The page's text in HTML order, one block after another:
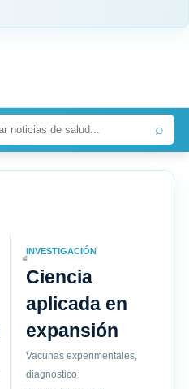
⌕
INVESTIGACIÓN
Ciencia
aplicada en
expansión
Vacunas experimentales,
diagnóstico